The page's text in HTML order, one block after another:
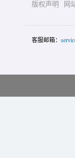
版权声明
网
客服邮箱：